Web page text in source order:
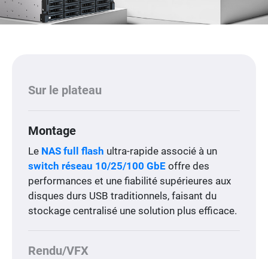
Sur le plateau
Montage
Le NAS full flash ultra-rapide associé à un
switch réseau 10/25/100 GbE offre des
performances et une fiabilité supérieures aux
disques durs USB traditionnels, faisant du
stockage centralisé une solution plus efficace.
Rendu/VFX